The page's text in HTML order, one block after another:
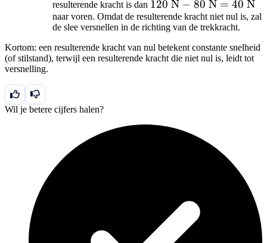
N}
\text{
N}
resulterende kracht is dan 120
\text{
N} -
80
\text{
120 N − 80 N = 40 N
naar voren. Omdat de resulterende kracht niet nul is, zal
de slee versnellen in de richting van de trekkracht.
Kortom: een resulterende kracht van nul betekent constante snelheid
(of stilstand), terwijl een resulterende kracht die niet nul is, leidt tot
versnelling.
Wil je betere cijfers halen?